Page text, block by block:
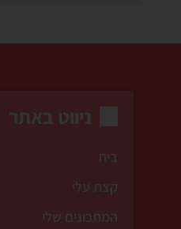
ניווט באתר
בית
קצת עלי
המתכונים שלי